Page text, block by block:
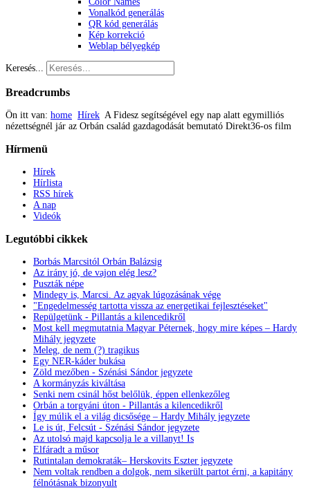
Vonalkód generálás
QR kód generálás
Kép korrekció
Weblap bélyegkép
Keresés...
Breadcrumbs
Ön itt van: home Hírek A Fidesz segítségével egy nap alatt egymilliós
nézettségnél jár az Orbán család gazdagodását bemutató Direkt36-os film
Hírmenü
Hírek
Hírlista
RSS hírek
A nap
Videók
Legutóbbi cikkek
Borbás Marcsitól Orbán Balázsig
Az irány jó, de vajon elég lesz?
Puszták népe
Mindegy is, Marcsi. Az agyak lúgozásának vége
"Engedelmesség tartotta vissza az energetikai fejlesztéseket"
Repülgetünk - Pillantás a kilencedikről
Most kell megmutatnia Magyar Péternek, hogy mire képes – Hardy
Mihály jegyzete
Meleg, de nem (?) tragikus
Egy NER-káder bukása
Zöld mezőben - Szénási Sándor jegyzete
A kormányzás kiváltása
Senki nem csinál hőst belőlük, éppen ellenkezőleg
Orbán a torgyáni úton - Pillantás a kilencedikről
Így múlik el a világ dicsősége – Hardy Mihály jegyzete
Le is út, Felcsút - Szénási Sándor jegyzete
Az utolsó majd kapcsolja le a villanyt! Is
Elfáradt a műsor
Rutintalan demokraták– Herskovits Eszter jegyzete
Nem voltak rendben a dolgok, nem sikerült partot érni, a kapitány
félnótásnak bizonyult